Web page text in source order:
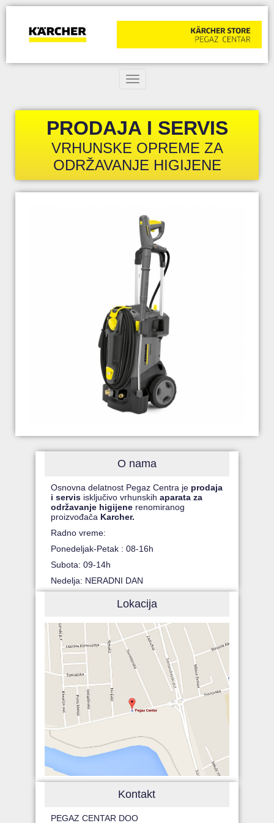
Toggle navigation
PRODAJA I SERVIS
VRHUNSKE OPREME ZA
ODRŽAVANJE HIGIJENE
O nama
Osnovna delatnost Pegaz Centra je prodaja
i servis isključivo vrhunskihaparata za
održavanje higijene renomiranog
proizvođača Karcher.
Radno vreme:
Ponedeljak-Petak : 08-16h
Subota: 09-14h
Nedelja: NERADNI DAN
Lokacija
Kontakt
PEGAZ CENTAR DOO